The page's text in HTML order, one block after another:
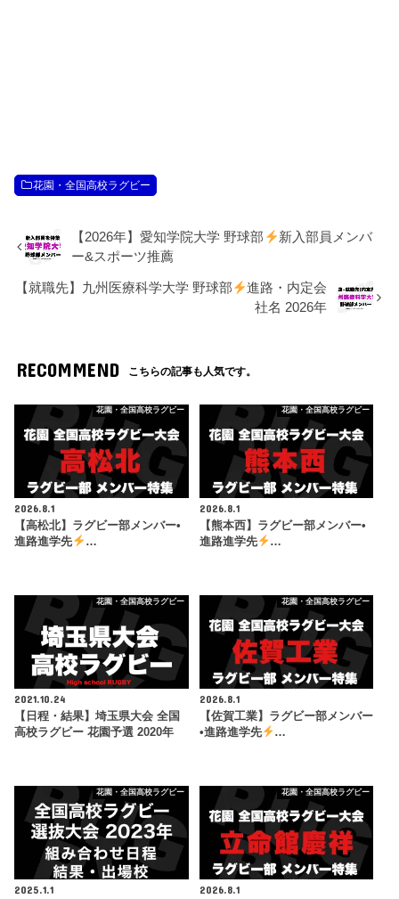
花園・全国高校ラグビー
【2026年】愛知学院大学 野球部
新入部員メンバ
ー&スポーツ推薦
【就職先】九州医療科学大学 野球部
進路・内定会
社名 2026年
RECOMMEND こちらの記事も人気です。
花園・全国高校ラグビー
2026.8.1
【高松北】ラグビー部メンバー•
進路進学先
…
花園・全国高校ラグビー
2026.8.1
【熊本西】ラグビー部メンバー•
進路進学先
…
花園・全国高校ラグビー
2021.10.24
【日程・結果】埼玉県大会 全国
高校ラグビー 花園予選 2020年
花園・全国高校ラグビー
2026.8.1
【佐賀工業】ラグビー部メンバー
•進路進学先
…
花園・全国高校ラグビー
2025.1.1
花園・全国高校ラグビー
2026.8.1